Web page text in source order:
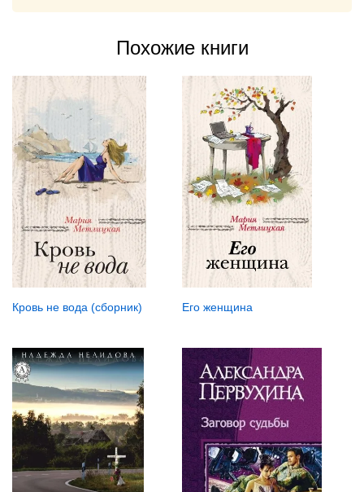
Похожие книги
Кровь не вода (сборник) Его женщина